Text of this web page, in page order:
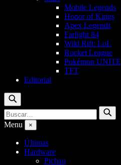
Mobile Legends
Honor of Kings
Apex Legends
Farlight 84
Wild Rift: LoL
Rocket League
Pokémon UNITE
TFT
Editorial
Buscar
Buscar
por:
Buscar
Menu ×
Últimas
Hardware
Pichau